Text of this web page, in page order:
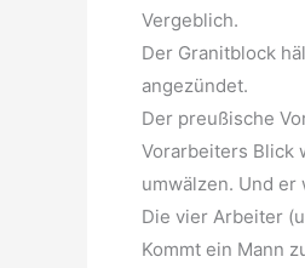
Vergeblich.
Der Granitblock
angezündet.
Der preußische
Vorarbeiters Blick
umwälzen. Und er
Die vier Arbeiter
Kommt ein Mann